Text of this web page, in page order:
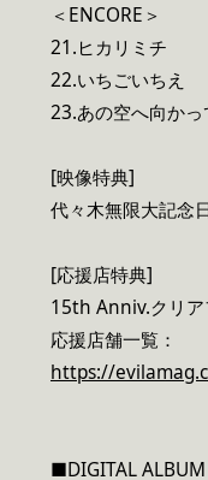
＜ENCORE＞
21.ヒカリミチ
22.いちごいちえ
23.あの空へ向かっ
[映像特典]
代々木無限大記念
[応援店特典]
15th Anniv.クリア
応援店舗一覧：
https://
■DIGITAL